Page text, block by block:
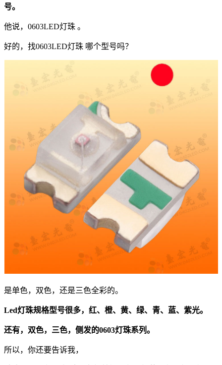
号。
他说，0603LED灯珠 。
好的，找0603LED灯珠 哪个型号吗？
是单色，双色，还是三色全彩的。
Led灯珠规格型号很多，红、橙、黄、绿、青、蓝、紫光。
还有，双色，三色，侧发的0603灯珠系列。
所以，你还要告诉我，